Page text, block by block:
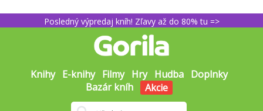
Posledný výpredaj kníh! Zľavy až do 80% tu =>
Knihy E-knihy Filmy Hry Hudba Doplnky
Bazár kníh
Akcie